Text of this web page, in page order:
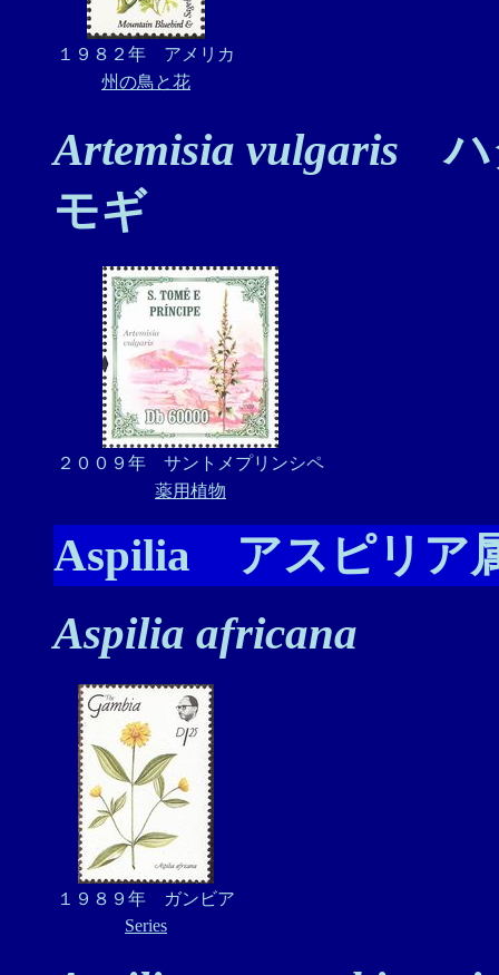
１９８２年 アメリカ
州の鳥と花
Artemisia vulgaris ハ
モギ
２００９年 サントメプリンシペ
薬用植物
Aspilia アスピリア
Aspilia africana
１９８９年 ガンビア
Series